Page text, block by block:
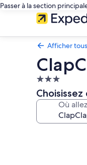
Passer à la section
Afficher
Hébergement
3.0 étoiles
Où